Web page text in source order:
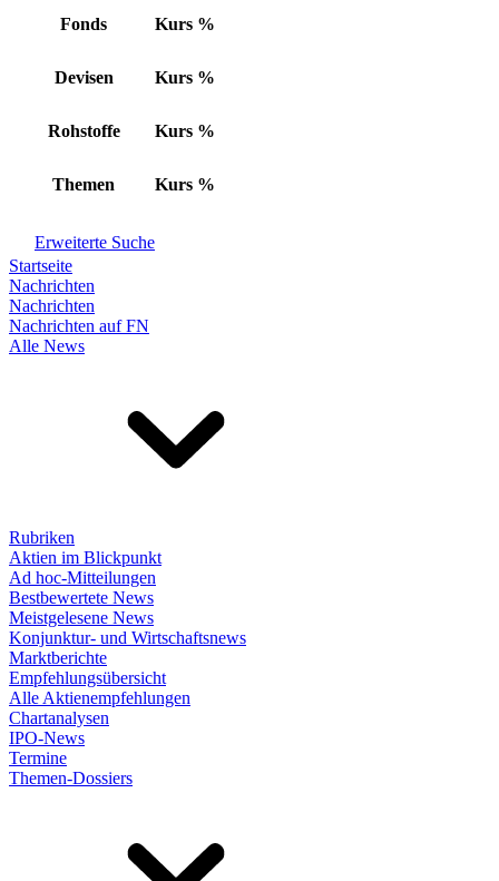
Fonds Kurs %
Devisen Kurs %
Rohstoffe Kurs %
Themen Kurs %
Erweiterte Suche
Startseite
Nachrichten
Nachrichten
Nachrichten auf FN
Alle News
Rubriken
Aktien im Blickpunkt
Ad hoc-Mitteilungen
Bestbewertete News
Meistgelesene News
Konjunktur- und Wirtschaftsnews
Marktberichte
Empfehlungsübersicht
Alle Aktienempfehlungen
Chartanalysen
IPO-News
Termine
Themen-Dossiers